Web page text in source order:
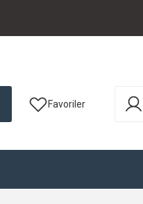
Favoriler